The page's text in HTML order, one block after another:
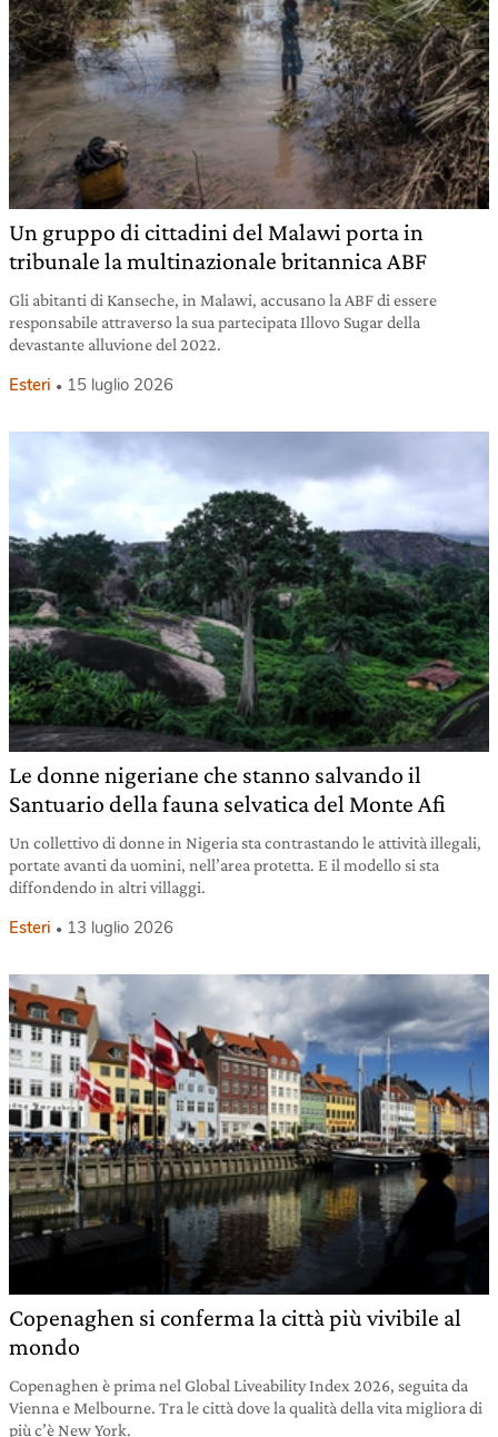
Un gruppo di cittadini del Malawi porta in
tribunale la multinazionale britannica ABF
Gli abitanti di Kanseche, in Malawi, accusano la ABF di essere
responsabile attraverso la sua partecipata Illovo Sugar della
devastante alluvione del 2022.
Esteri 15 luglio 2026
Le donne nigeriane che stanno salvando il
Santuario della fauna selvatica del Monte Afi
Un collettivo di donne in Nigeria sta contrastando le attività illegali,
portate avanti da uomini, nell’area protetta. E il modello si sta
diffondendo in altri villaggi.
Esteri 13 luglio 2026
Copenaghen si conferma la città più vivibile al
mondo
Copenaghen è prima nel Global Liveability Index 2026, seguita da
Vienna e Melbourne. Tra le città dove la qualità della vita migliora di
più c’è New York.